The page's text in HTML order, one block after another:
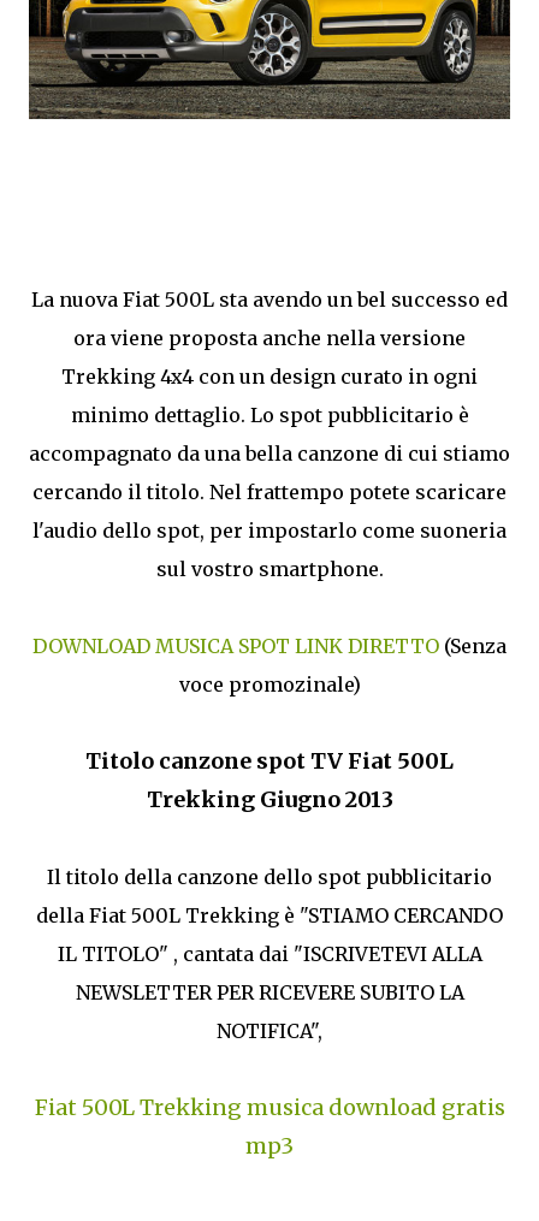
La nuova Fiat 500L sta avendo un bel successo ed
ora viene proposta anche nella versione
Trekking 4x4 con un design curato in ogni
minimo dettaglio. Lo spot pubblicitario è
accompagnato da una bella canzone di cui stiamo
cercando il titolo. Nel frattempo potete scaricare
l'audio dello spot, per impostarlo come suoneria
sul vostro smartphone.
DOWNLOAD MUSICA SPOT LINK DIRETTO (Senza
voce promozinale)
Titolo canzone spot TV Fiat 500L
Trekking Giugno 2013
Il titolo della canzone dello spot pubblicitario
della Fiat 500L Trekking è "STIAMO CERCANDO
IL TITOLO" , cantata dai "ISCRIVETEVI ALLA
NEWSLETTER PER RICEVERE SUBITO LA
NOTIFICA",
Fiat 500L Trekking musica download gratis
mp3